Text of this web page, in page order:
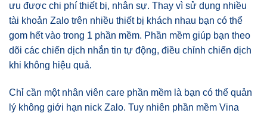
ưu được chi phí thiết bị, nhân sự. Thay vì sử dụng nhiều
tài khoản Zalo trên nhiều thiết bị khách nhau bạn có thể
gom hết vào trong 1 phần mềm. Phần mềm giúp bạn theo
dõi các chiến dịch nhắn tin tự động, điều chỉnh chiến dịch
khi không hiệu quả.
Chỉ cần một nhân viên care phần mềm là bạn có thể quản
lý không giới hạn nick Zalo. Tuy nhiên phần mềm Vina